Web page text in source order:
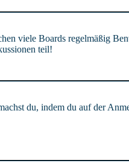
viele Boards regelmäßig
teil!
du, indem du auf der